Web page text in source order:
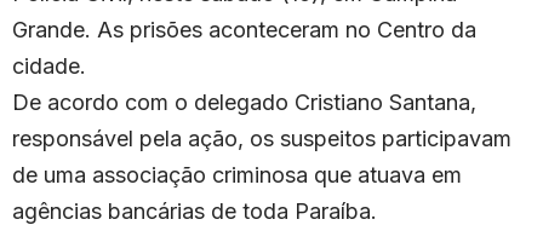
Grande. As prisões aconteceram no Centro da
cidade.
De acordo com o delegado Cristiano Santana,
responsável pela ação, os suspeitos participavam
de uma associação criminosa que atuava em
agências bancárias de toda Paraíba.